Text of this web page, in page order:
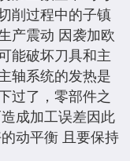
削过程中的子镇
产震动 因袭加欧
能破坏刀具和主
轴系统的发热是
过了，零部件之
成加工误差因此
动平衡 且要保持